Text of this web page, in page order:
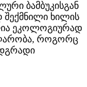
ბამბუკისგან
ხილის
ეკოლოგიურად
როგორც